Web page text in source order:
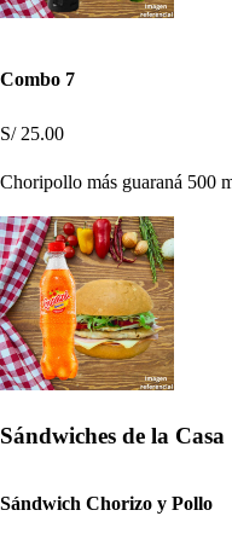
Combo 7
S/ 25.00
Choripollo más guaraná 500
Sándwiches de la Casa
Sándwich Chorizo y Pollo